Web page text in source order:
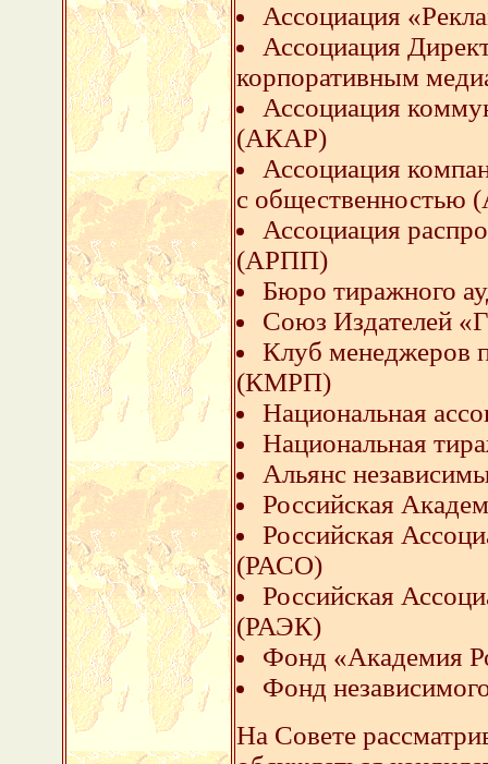
Ассоциация
Ассоциация
корпоративным
Ассоциация
(АКАР)
Ассоциация
с общественностью
Ассоциация
(АРПП)
Бюро тиражного
Союз Издателей
Клуб менеджеров
(КМРП)
Национальная
Национальная
Альянс
Российская
Российская
(РАСО)
Российская
(РАЭК)
Фонд «Академия
Фонд
На Совете